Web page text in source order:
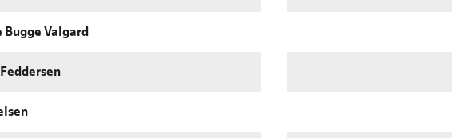
Valgard